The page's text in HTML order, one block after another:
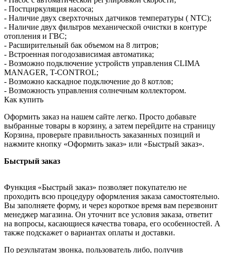
- Постциркуляция насоса;
- Наличие двух сверхточных датчиков температуры ( NTC);
- Наличие двух фильтров механической очистки в контуре
отопления и ГВС;
- Расширительный бак объемом на 8 литров;
- Встроенная погодозависимая автоматика;
- Возможно подключение устройств управления CLIMA
MANAGER, T-CONTROL;
- Возможно каскадное подключение до 8 котлов;
- Возможность управления солнечным коллектором.
Как купить
Оформить заказ на нашем сайте легко. Просто добавьте
выбранные товары в корзину, а затем перейдите на страницу
Корзина, проверьте правильность заказанных позиций и
нажмите кнопку «Оформить заказ» или «Быстрый заказ».
Быстрый заказ
Функция «Быстрый заказ» позволяет покупателю не
проходить всю процедуру оформления заказа самостоятельно.
Вы заполняете форму, и через короткое время вам перезвонит
менеджер магазина. Он уточнит все условия заказа, ответит
на вопросы, касающиеся качества товара, его особенностей. А
также подскажет о вариантах оплаты и доставки.
По результатам звонка, пользователь либо, получив